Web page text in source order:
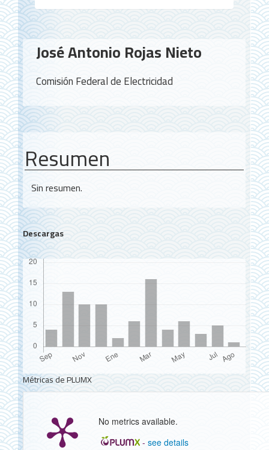
Contenido
principal
del
artículo
José Antonio Rojas Nieto
Comisión Federal de Electricidad
Resumen
Sin resumen.
Descargas
Métricas de PLUMX
No metrics available.
-see details